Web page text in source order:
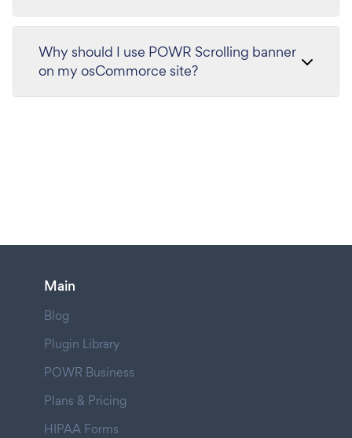
Why should I use POWR Scrolling banner
on my osCommorce site?
Main
Blog
Plugin Library
POWR Business
Plans & Pricing
HIPAA Forms